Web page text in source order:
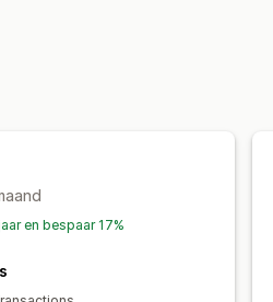
omzet
en bespaar 17%